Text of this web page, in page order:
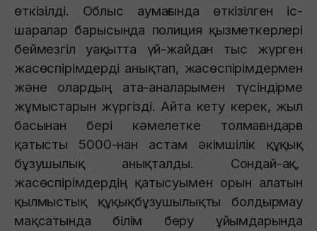
өткізілді. Облыс аумағында өткізілген іс-
шаралар барысында полиция қызметкерлері
беймезгіл уақытта үй-жайдан тыс жүрген
жасөспірімдерді анықтап, жасөспірімдермен
және олардың ата-аналарымен түсіндірме
жұмыстарын жүргізді. Айта кету керек, жыл
басынан бері кәмелетке толмағандарға
қатысты 5000-нан астам әкімшілік құқық
бұзушылық анықталды. Сондай-ақ,
жасөспірімдердің қатысуымен орын алатын
қылмыстық құқықбұзушылықты болдырмау
мақсатында білім беру ұйымдарында